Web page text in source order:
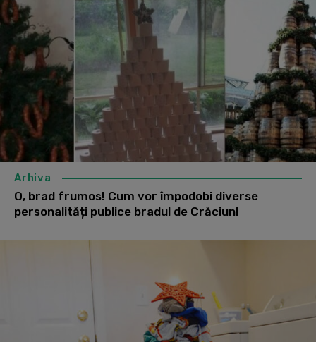
Arhiva
O, brad frumos! Cum vor împodobi diverse
personalități publice bradul de Crăciun!